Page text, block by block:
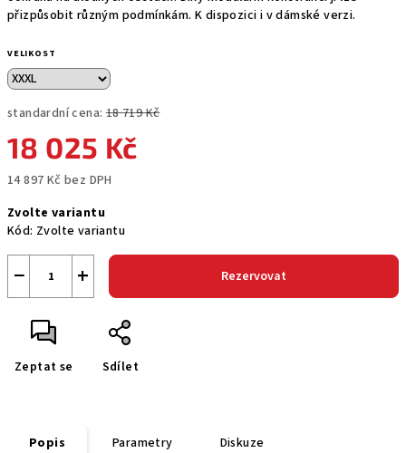
přizpůsobit různým podmínkám. K dispozici i v dámské verzi.
VELIKOST
standardní cena: 18 719 Kč
18 025 Kč
14 897 Kč bez DPH
cena:
Zvolte variantu
Kód: Zvolte variantu
+
− Rezervovat
Zeptat se Sdílet
Popis Parametry Diskuze